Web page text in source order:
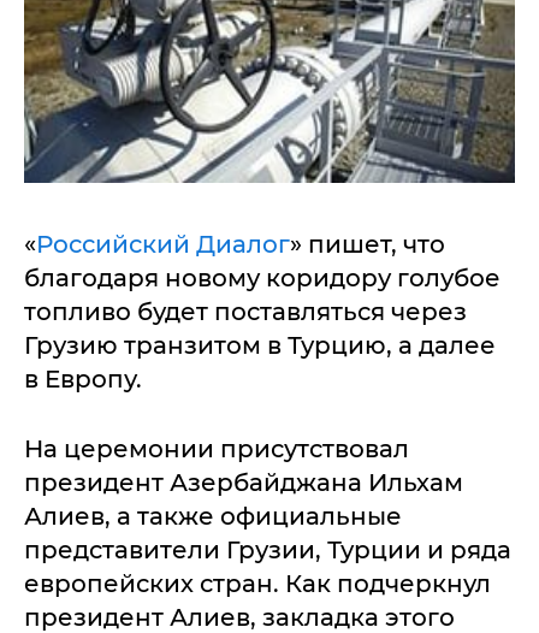
«Российский Диалог» пишет, что
благодаря новому коридору голубое
топливо будет поставляться через
Грузию транзитом в Турцию, а далее
в Европу.
На церемонии присутствовал
президент Азербайджана Ильхам
Алиев, а также официальные
представители Грузии, Турции и ряда
европейских стран. Как подчеркнул
президент Алиев, закладка этого